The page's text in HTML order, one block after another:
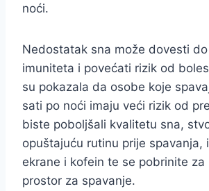
noći.
Nedostatak sna može dovesti
imuniteta i povećati rizik od
su pokazala da osobe koje
sati po noći imaju veći rizik od
biste poboljšali kvalitetu sna,
opuštajuću rutinu prije spavanja,
ekrane i kofein te se pobrinite za
prostor za spavanje.